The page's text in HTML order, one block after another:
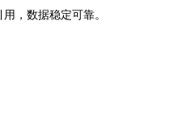
，数据稳定可靠。